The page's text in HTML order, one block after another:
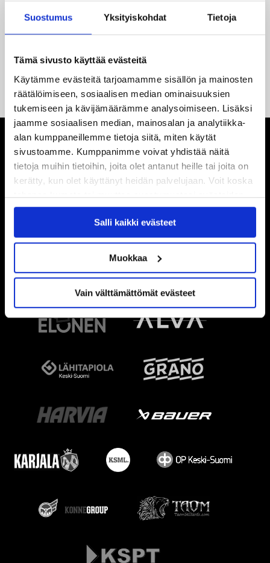
Suostumus Yksityiskohdat Tietoja
Tämä sivusto käyttää evästeitä
Käytämme evästeitä tarjoamamme sisällön ja mainosten
räätälöimiseen, sosiaalisen median ominaisuuksien
tukemiseen ja kävijämäärämme analysoimiseen. Lisäksi
jaamme sosiaalisen median, mainosalan ja analytiikka-
alan kumppaneillemme tietoja siitä, miten käytät
sivustoamme. Kumppanimme voivat yhdistää näitä
tietoja muihin tietoihin, joita olet antanut heille tai joita on
kerätty, kun olet käyttänyt heidän palvelujaan. Voit koska
tahansa kumota tai muuttaa suostumustasi evästeiden
käytöstäEvästeet-sivultamme.
Salli kaikki evästeet
Muokkaa
Vain välttämättömät evästeet
27.05.2026
Reece Newkirk vahvistamaan JYP-hyökkäystä!
Jaatinen ja Liljamo jatkosopimuksiin – JYPin ja KeuPa HT:n
yhteistyö jatkuu